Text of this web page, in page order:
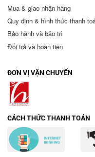
Mua & giao nhận hàng
Quy định & hình thức thanh
Bảo hành và bảo trì
Đổi trả và hoàn tiền
ĐƠN VỊ VẬN CHUYỂN
CÁCH THỨC THANH TOÁN